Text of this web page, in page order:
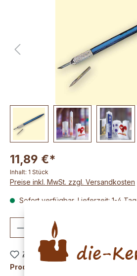
11,89 €*
Inhalt: 1 Stück
Preise inkl. MwSt. zzgl. Versandkosten
Sofort verfügbar, Lieferzeit: 1-4
Produkt Anzahl: Gib
Zum Merkzettel hinzufügen
Produktnummer: